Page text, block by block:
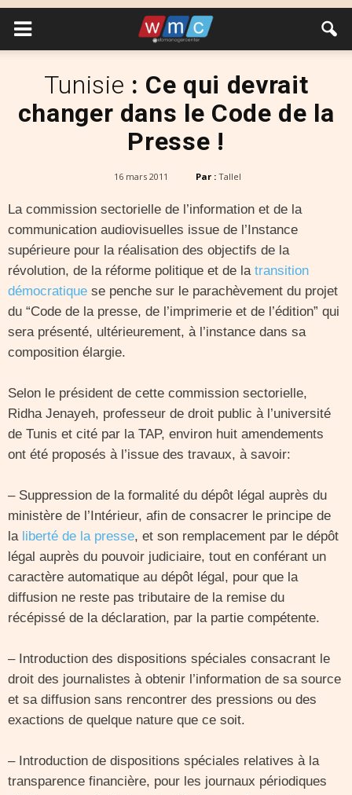
Tunisie : Ce qui devrait
changer dans le Code de la
Presse !
16 mars 2011 Par : Tallel
La commission sectorielle de l’information et de la
communication audiovisuelles issue de l’Instance
supérieure pour la réalisation des objectifs de la
révolution, de la réforme politique et de latransition
démocratique se penche sur le parachèvement du projet
du “Code de la presse, de l’imprimerie et de l’édition” qui
sera présenté, ultérieurement, à l’instance dans sa
composition élargie.
Selon le président de cette commission sectorielle,
Ridha Jenayeh, professeur de droit public à l’université
de Tunis et cité par la TAP, environ huit amendements
ont été proposés à l’issue des travaux, à savoir:
– Suppression de la formalité du dépôt légal auprès du
ministère de l’Intérieur, afin de consacrer le principe de
laliberté de la presse, et son remplacement par le dépôt
légal auprès du pouvoir judiciaire, tout en conférant un
caractère automatique au dépôt légal, pour que la
diffusion ne reste pas tributaire de la remise du
récépissé de la déclaration, par la partie compétente.
– Introduction des dispositions spéciales consacrant le
droit des journalistes à obtenir l’information de sa source
et sa diffusion sans rencontrer des pressions ou des
exactions de quelque nature que ce soit.
– Introduction de dispositions spéciales relatives à la
transparence financière, pour les journaux périodiques